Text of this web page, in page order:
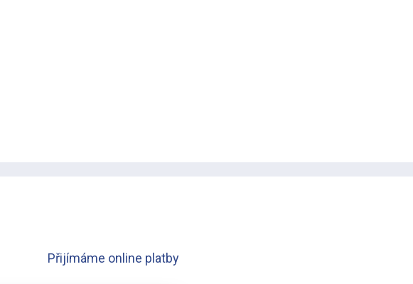
Přijímáme online platby